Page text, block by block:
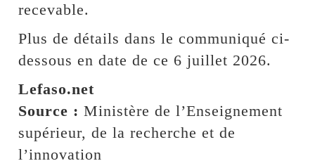
recevable.
Plus de détails dans le communiqué ci-
dessous en date de ce 6 juillet 2026.
Lefaso.net
Source :Ministère de l’Enseignement
supérieur, de la recherche et de
l’innovation